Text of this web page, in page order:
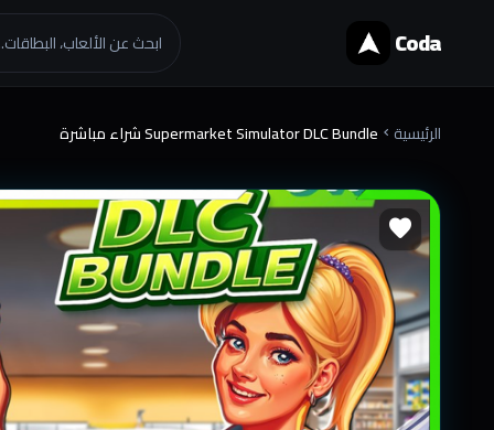
Coda ابحث عن الألعاب،
الرئيسية chevron_right Supermarket Simulator DLC Bundle شراء مباشرة
favorite